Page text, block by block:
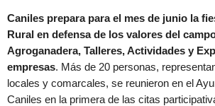
Caniles prepara para el mes de junio la
Rural en defensa de los valores del
Agroganadera, Talleres, Actividades y
empresas. Más de 20 personas,
locales y comarcales, se reunieron en el
Caniles en la primera de las citas